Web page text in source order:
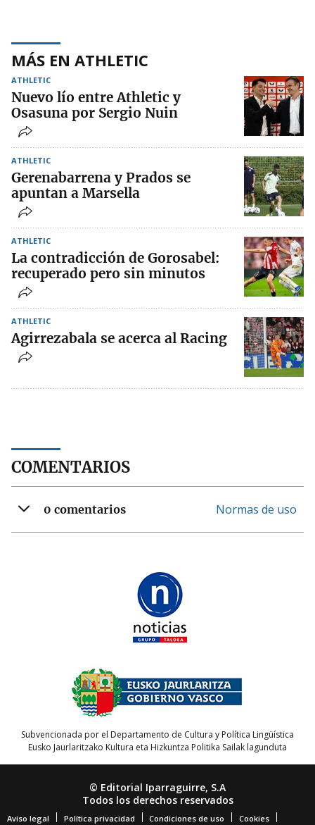
MÁS EN ATHLETIC
ATHLETIC
Nuevo lío entre Athletic y
Osasuna por Sergio Nuin
ATHLETIC
Gerenabarrena y Prados se
apuntan a Marsella
ATHLETIC
La contradicción de Gorosabel:
recuperado pero sin minutos
ATHLETIC
Agirrezabala se acerca al Racing
COMENTARIOS
0 comentarios Normas de uso
Subvencionada por el Departamento de Cultura y Política Lingüística
Eusko Jaurlaritzako Kultura eta Hizkuntza Politika Sailak lagunduta
© Editorial Iparraguirre, S.A
Todos los derechos reservados
Aviso legal Política privacidad Condiciones de uso Cookies